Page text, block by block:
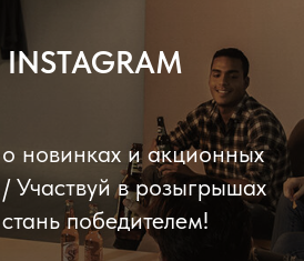
новинках и акционных
Участвуй в розыгрышах
победителем!